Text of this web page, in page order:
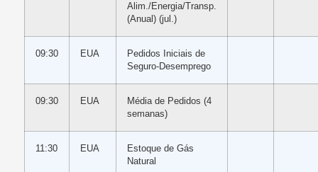
Alim./Energia/Transp.
(Anual) (jul.)
09:30 EUA
Pedidos Iniciais de
Seguro-Desemprego
09:30 EUA
Média de Pedidos (4
semanas)
11:30 EUA
Estoque de Gás
Natural